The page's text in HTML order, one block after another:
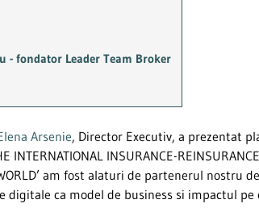
- fondator Leader Team Broker
Arsenie, Director Executiv, a prezentat
INTERNATIONAL INSURANCE-
WORLD’ am fost alaturi de partenerul nostru
digitale ca model de business si impactul